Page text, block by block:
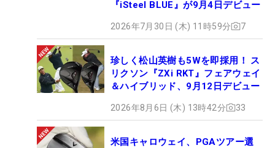
『iSteel BLUE』が9月4日デビュー
2026年7月30日 (木) 11時59分 7
珍しく松山英樹も5Wを即採用！ ス
リクソン『ZXi RKT』フェアウェイ
＆ハイブリッド、9月12日デビュー
2026年8月6日 (木) 13時42分 33
米国キャロウェイ、PGAツアー選